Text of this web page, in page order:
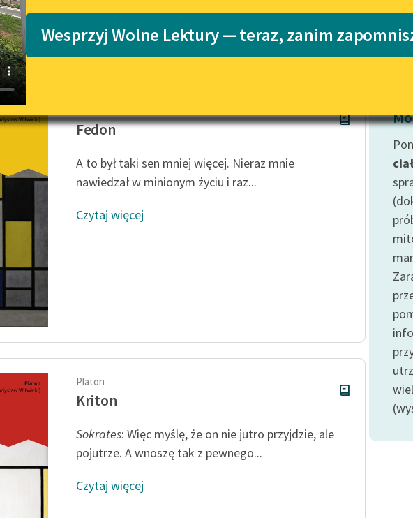
Lektury szkolne i klasyka
literatury do słuchania dla
E-kolekcja lektur szkolnych i
literatury do słuchania dla
niepełnosprawnościami
Feministyczne inspiracje.
Popularyzacja skandynawskiej
Katalog
Katalog w
Wesprzyj Wolne Lektury — teraz, zanim
Fedon
A to był taki sen mniej więcej. Nieraz mnie
nawiedzał w minionym życiu i raz...
Czytaj więcej
Platon
Kriton
Sokrates: Więc myślę, że on nie jutro przyjdzie, ale
pojutrze. A wnoszę tak z pewnego...
Czytaj więcej